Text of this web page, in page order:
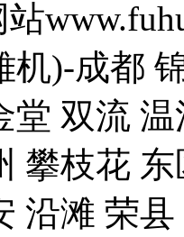
站
机)-成都
堂 双流
攀枝花
沿滩 荣